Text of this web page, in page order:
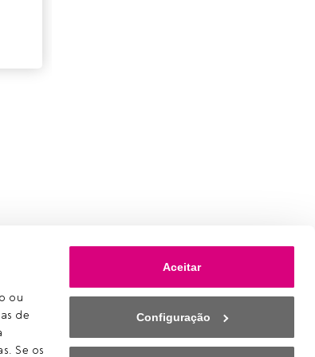
ou
de
Se os
Aceitar
Configuração